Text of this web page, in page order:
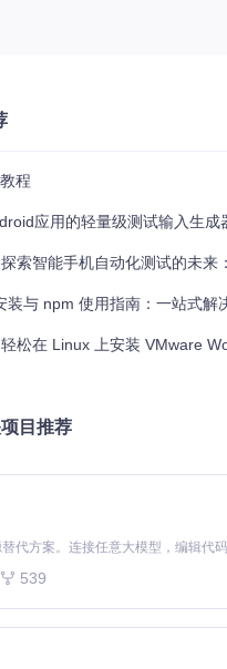
目录，包含了 DroidBot 的主要
管理模块，负责与 Android 设
: 输入管理模块，负责生成
管理模块，负责记录和管理设备
图生成模块，负责生成 UI 转换
: 脚本示例目录，包含了用于定
文件配置。
证文件。
说明文档。
文件。
程
应用的轻量级测试输入生成
索智能手机自动化测试的未来
装与 npm 使用指南：一站式解
松在 Linux 上安装 VMware
目推荐
539